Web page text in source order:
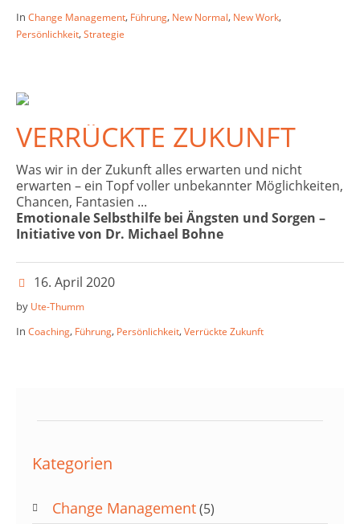
In Change Management, Führung, New Normal, New Work,
Persönlichkeit,Strategie
VERRÜCKTE ZUKUNFT
Was wir in der Zukunft alles erwarten und nicht
erwarten – ein Topf voller unbekannter Möglichkeiten,
Chancen, Fantasien ...
Emotionale Selbsthilfe bei Ängsten und Sorgen –
Initiative von Dr. Michael Bohne
16. April 2020
by Ute-Thumm
In Coaching, Führung, Persönlichkeit,Verrückte Zukunft
Kategorien
Change Management(5)